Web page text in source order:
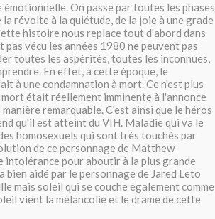
On passe par toutes les phases
révolte à la quiétude, de la joie à une grade
histoire nous replace tout d'abord dans
vécu les années 1980 ne peuvent pas
toutes les aspérités, toutes les inconnues,
En effet, à cette époque, le
à une condamnation à mort. Ce n'est plus
était réellement imminente à l'annonce
remarquable. C'est ainsi que le héros
qu'il est atteint du VIH. Maladie qui va le
homosexuels qui sont très touchés par
de ce personnage de Matthew
intolérance pour aboutir à la plus grande
aidé par le personnage de Jared Leto
mais soleil qui se couche également comme
vient la mélancolie et le drame de cette